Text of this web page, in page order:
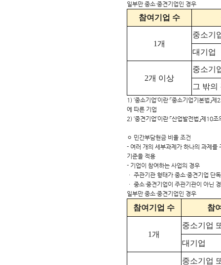
일부만 중소·중견기업인 경우
참여기업 수
1개
중소기
대기업
2개 이상
중소기
그 밖의
1) ‘중소기업’이란 「중소기업기본법
에 따른 기업
2) ‘중견기업’이란 「산업발전법」제10
ㅇ 민간부담현금 비율 조건
- 여러 개의 세부과제가 하나의 과제를
기준을 적용
- 기업이 참여하는 사업의 경우
ㆍ 주관기관 형태가 중소·중견기업
ㆍ 중소·중견기업이 주관기관이 아닌
일부만 중소·중견기업인 경우
참여기업 수 참
1개
중소기업
대기업
중소기업